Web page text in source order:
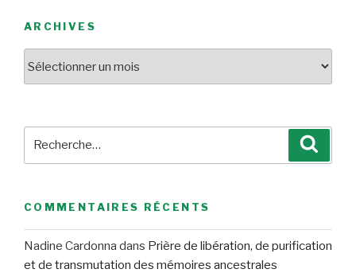
ARCHIVES
COMMENTAIRES RÉCENTS
Nadine Cardonna dans Prière de libération, de purification
et de transmutation des mémoires ancestrales